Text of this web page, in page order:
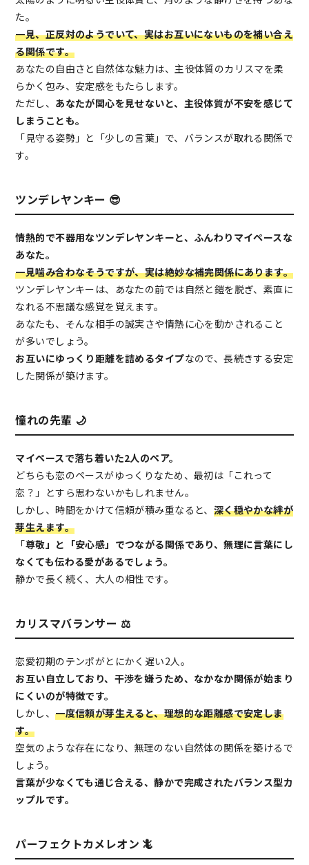
た。
一見、正反対のようでいて、実はお互いにないものを補い合え
る関係です。
あなたの自由さと自然体な魅力は、主役体質のカリスマを柔
らかく包み、安定感をもたらします。
ただし、 あなたが関心を見せないと、主役体質が不安を感じて
しまうことも。
「見守る姿勢」と「少しの言葉」で、バランスが取れる関係で
す。
ツンデレヤンキー 😎
情熱的で不器用なツンデレヤンキーと、ふんわりマイペースな
あなた。
一見噛み合わなそうですが、実は絶妙な補完関係にあります。
ツンデレヤンキーは、あなたの前では自然と鎧を脱ぎ、素直に
なれる不思議な感覚を覚えます。
あなたも、そんな相手の誠実さや情熱に心を動かされること
が多いでしょう。
お互いにゆっくり距離を詰めるタイプなので、長続きする安定
した関係が築けます。
憧れの先輩 🌙
マイペースで落ち着いた2人のペア。
どちらも恋のペースがゆっくりなため、最初は「これって
恋？」とすら思わないかもしれません。
しかし、時間をかけて信頼が積み重なると、 深く穏やかな絆が
芽生えます。
「尊敬」と「安心感」でつながる関係であり、無理に言葉にし
なくても伝わる愛があるでしょう。
静かで長く続く、大人の相性です。
カリスマバランサー ⚖️
恋愛初期のテンポがとにかく遅い2人。
お互い自立しており、干渉を嫌うため、なかなか関係が始まり
にくいのが特徴です。
しかし、一度信頼が芽生えると、理想的な距離感で安定しま
す。
空気のような存在になり、無理のない自然体の関係を築けるで
しょう。
言葉が少なくても通じ合える、静かで完成されたバランス型カ
ップルです。
パーフェクトカメレオン 🦎